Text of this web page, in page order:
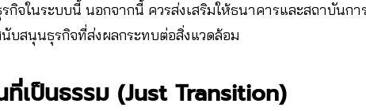
กิจในระบบนี้ นอกจากนี้ ควรส่งเสริมให้ธนาคารและสถาบันกา
บสนุนธุรกิจที่ส่งผลกระทบต่อสิ่งแวดล้อม
ที่เป็นธรรม (Just Transition)